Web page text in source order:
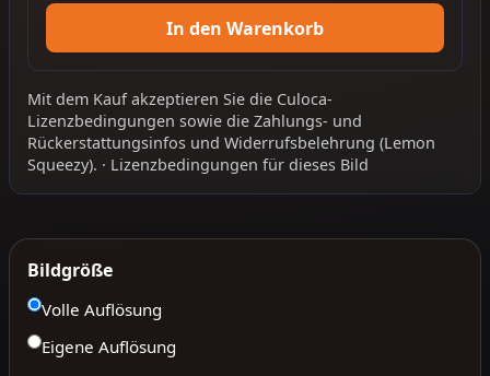
In den Warenkorb
Mit dem Kauf akzeptieren Sie die Culoca-
Lizenzbedingungen sowie die Zahlungs- und
Rückerstattungsinfos und Widerrufsbelehrung (Lemon
Squeezy). · Lizenzbedingungen für dieses Bild
Bildgröße
Volle Auflösung
Eigene Auflösung